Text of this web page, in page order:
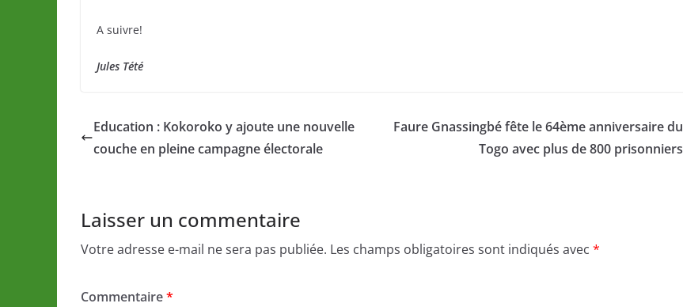
A suivre!
Jules Tété
Education : Kokoroko y ajoute une nouvelle
couche en pleine campagne électorale
Faure Gnassingbé fête le 64ème anniversaire du
Togo avec plus de 800 prisonniers
Laisser un commentaire
Votre adresse e-mail ne sera pas publiée. Les champs obligatoires sont indiqués avec *
Commentaire*